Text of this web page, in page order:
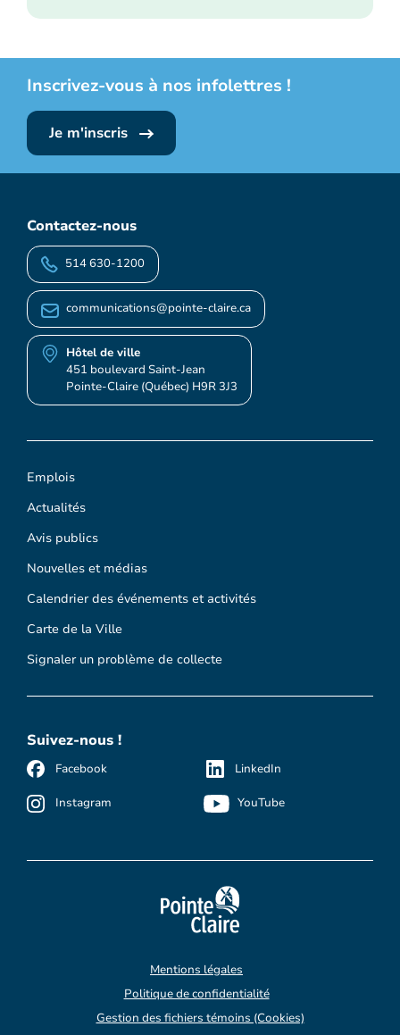
Inscrivez-vous à nos infolettres !
Je m'inscris
Emplois
Actualités
Avis publics
Nouvelles et médias
Calendrier des événements et activités
Carte de la Ville
Signaler un problème de collecte
Contactez-nous
514 630-1200
communications@pointe-claire.ca
Hôtel de ville
451 boulevard Saint-Jean
Pointe-Claire (Québec) H9R 3J3
Suivez-nous !
Facebook
Instagram
LinkedIn
YouTube
Mentions légales
Politique de confidentialité
Gestion des fichiers témoins (Cookies)